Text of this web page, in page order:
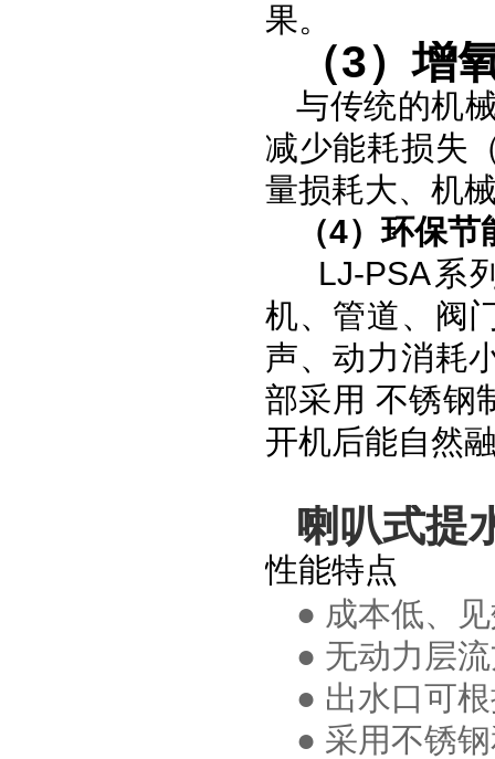
果。
（3）增
与传统的机
减少能耗损失
量损耗大、机
（4）环保
LJ-PSA系
机、管道、阀
声、动力消耗
部采用 不锈钢
开机后能自然
喇叭式提
性能特点
● 成本低、
● 无动力层
● 出水口可
● 采用不锈